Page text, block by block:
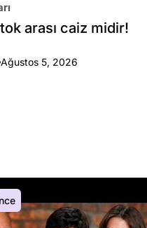
arası caiz midir!
Ağustos 5, 2026